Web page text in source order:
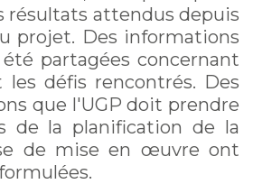
résultats attendus depuis
projet. Des informations
partagées concernant
les défis rencontrés. Des
que l'UGP doit prendre
de la planification de la
de mise en œuvre ont